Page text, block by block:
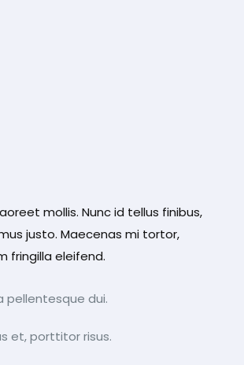
mollis. Nunc id tellus finibus,
justo. Maecenas mi tortor,
fringilla eleifend.
pellentesque dui.
et, porttitor risus.